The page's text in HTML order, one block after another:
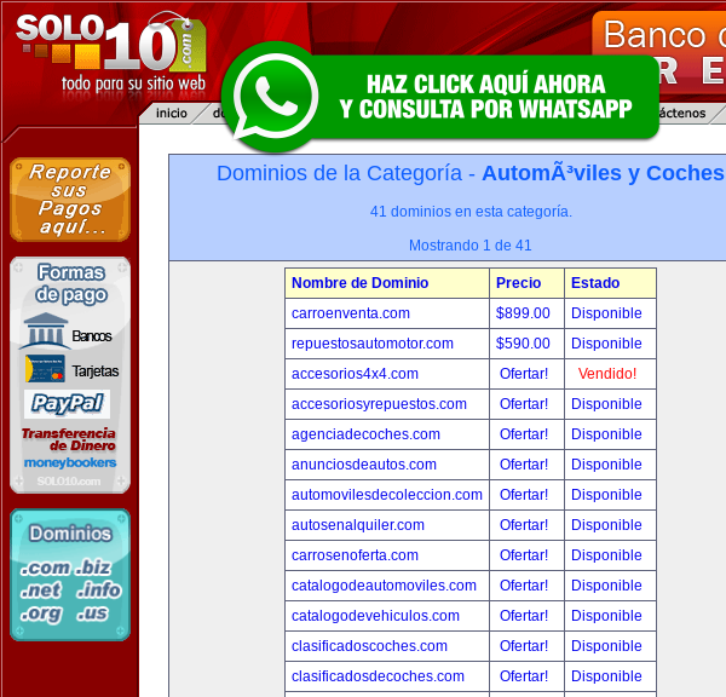
Dominios de la Categoría - AutomÃ³viles y Coches
41 dominios en esta categoría.
Mostrando 1 de 41
Nombre de Dominio Precio
Estado
carroenventa.com
$899.00
Disponible
repuestosautomotor.com
$590.00
Disponible
accesorios4x4.com
Ofertar!
Vendido!
accesoriosyrepuestos.com
Ofertar!
Disponible
agenciadecoches.com
Ofertar!
Disponible
anunciosdeautos.com
Ofertar!
Disponible
automovilesdecoleccion.com
Ofertar!
Disponible
autosenalquiler.com
Ofertar!
Disponible
carrosenoferta.com
Ofertar!
Disponible
catalogodeautomoviles.com
Ofertar!
Disponible
catalogodevehiculos.com
Ofertar!
Disponible
clasificadoscoches.com
Ofertar!
Disponible
clasificadosdecoches.com
Ofertar!
Disponible